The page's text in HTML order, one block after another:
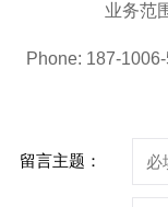
业务范
Phone: 187-
留言主题：